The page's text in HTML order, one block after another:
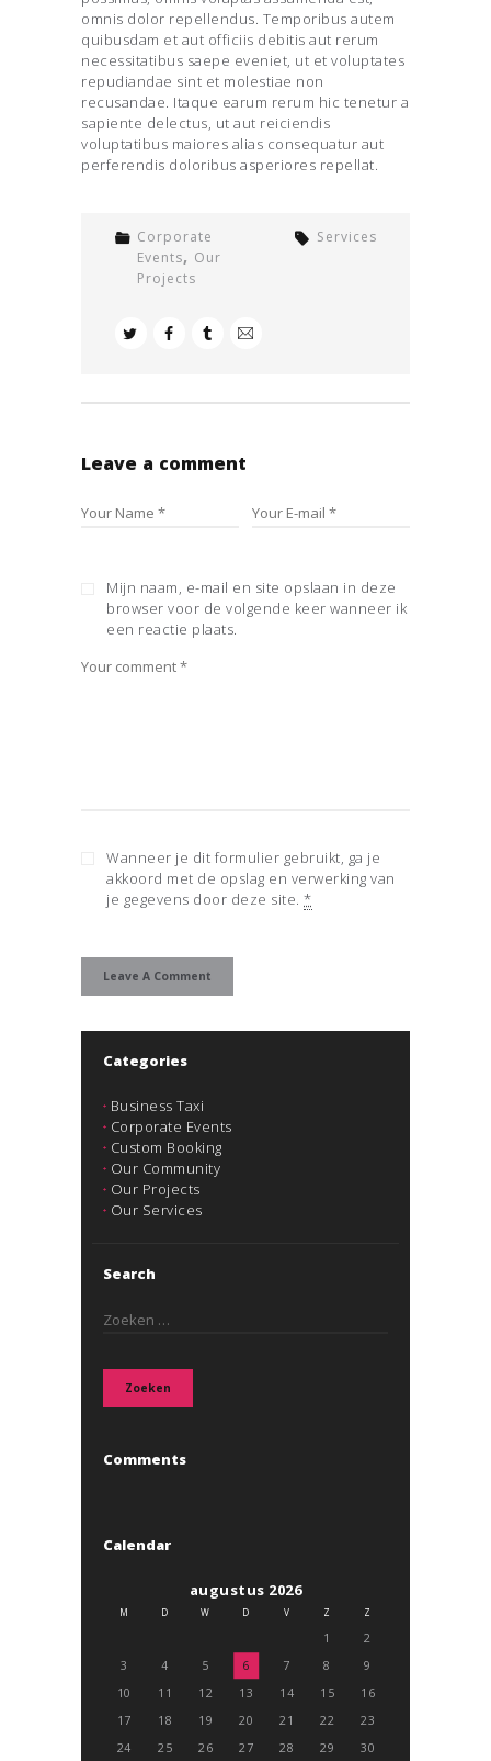
omnis dolor repellendus. Temporibus autem
quibusdam et aut officiis debitis aut rerum
necessitatibus saepe eveniet, ut et voluptates
repudiandae sint et molestiae non
recusandae. Itaque earum rerum hic tenetur a
sapiente delectus, ut aut reiciendis
voluptatibus maiores alias consequatur aut
perferendis doloribus asperiores repellat.
Corporate
Events, Our
Projects
Services
Leave a comment
Mijn naam, e-mail en site opslaan in deze
browser voor de volgende keer wanneer ik
een reactie plaats.
Wanneer je dit formulier gebruikt, ga je
akkoord met de opslag en verwerking van
je gegevens door deze site.*
Categories
Business Taxi
Corporate Events
Custom Booking
Our Community
Our Projects
Our Services
Search
Zoeken
Comments
Calendar
augustus 2026
M D W D V Z Z
1
2
3
4 5 6 7 8
9
10
11 12 13 14 15
16
17
18 19 20 21 22
23
24
25 26 27 28 29
30